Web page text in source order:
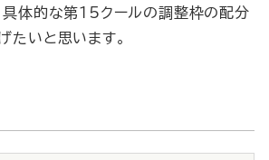
具体的な第15クールの調整枠の配分
たいと思います。